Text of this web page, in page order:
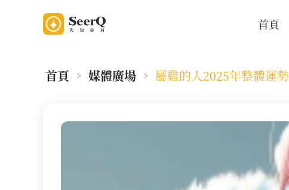
首頁
首頁 > 媒體廣場 > 屬雞的人2025年整體運勢